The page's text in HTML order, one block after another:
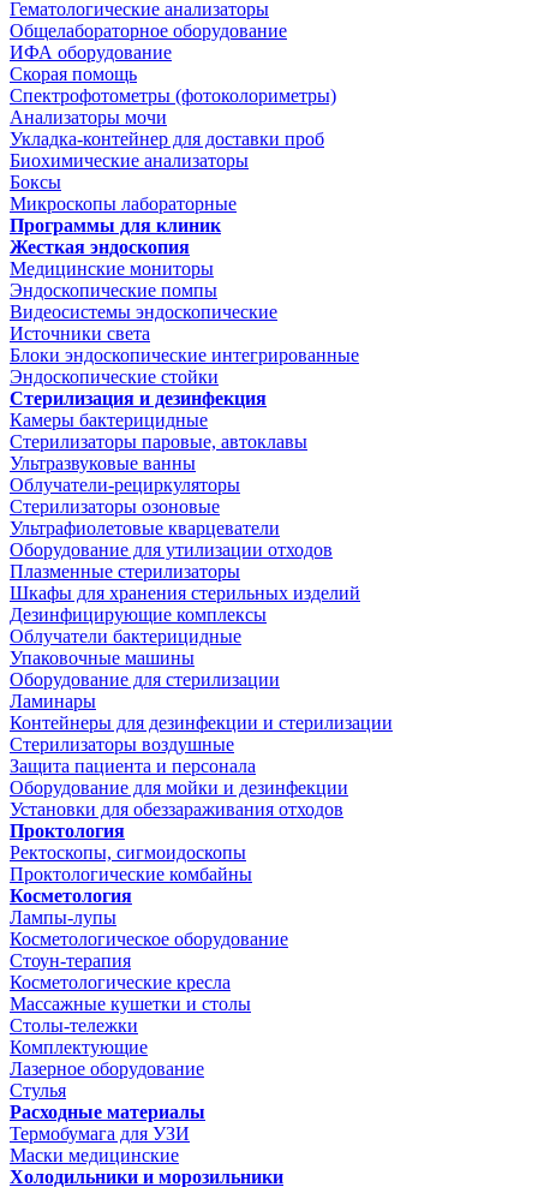
Гематологические анализаторы
Общелабораторное оборудование
ИФА оборудование
Скорая помощь
Спектрофотометры (фотоколориметры)
Анализаторы мочи
Укладка-контейнер для доставки проб
Биохимические анализаторы
Боксы
Микроскопы лабораторные
Программы для клиник
Жесткая эндоскопия
Медицинские мониторы
Эндоскопические помпы
Видеосистемы эндоскопические
Источники света
Блоки эндоскопические интегрированные
Эндоскопические стойки
Стерилизация и дезинфекция
Камеры бактерицидные
Стерилизаторы паровые, автоклавы
Ультразвуковые ванны
Облучатели-рециркуляторы
Стерилизаторы озоновые
Ультрафиолетовые кварцеватели
Оборудование для утилизации отходов
Плазменные стерилизаторы
Шкафы для хранения стерильных изделий
Дезинфицирующие комплексы
Облучатели бактерицидные
Упаковочные машины
Оборудование для стерилизации
Ламинары
Контейнеры для дезинфекции и стерилизации
Стерилизаторы воздушные
Защита пациента и персонала
Оборудование для мойки и дезинфекции
Установки для обеззараживания отходов
Проктология
Ректоскопы, сигмоидоскопы
Проктологические комбайны
Косметология
Лампы-лупы
Косметологическое оборудование
Стоун-терапия
Косметологические кресла
Массажные кушетки и столы
Столы-тележки
Комплектующие
Лазерное оборудование
Стулья
Расходные материалы
Термобумага для УЗИ
Маски медицинские
Холодильники и морозильники